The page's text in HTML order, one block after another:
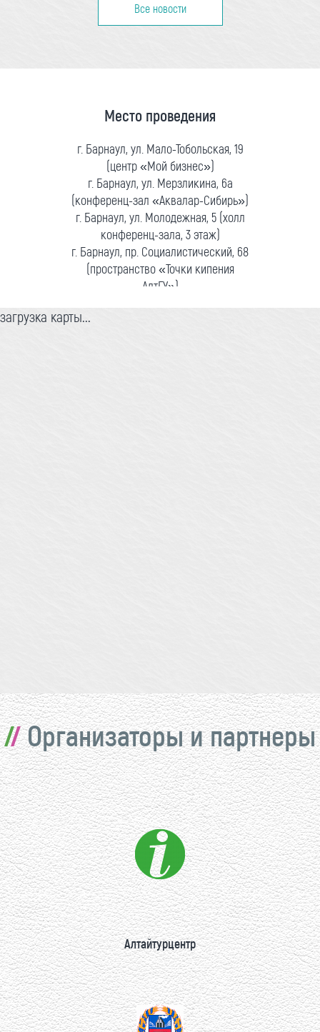
Все новости
Место проведения
г. Барнаул, ул. Мало-Тобольская, 19
(центр «Мой бизнес»)
г. Барнаул, ул. Мерзликина, 6а
(конференц-зал «Аквалар-Сибирь»)
г. Барнаул, ул. Молодежная, 5 (холл
конференц-зала, 3 этаж)
г. Барнаул, пр. Социалистический, 68
(пространство «Точки кипения
АлтГУ»)
загрузка карты...
Организаторы и партнеры
Алтайтурцентр